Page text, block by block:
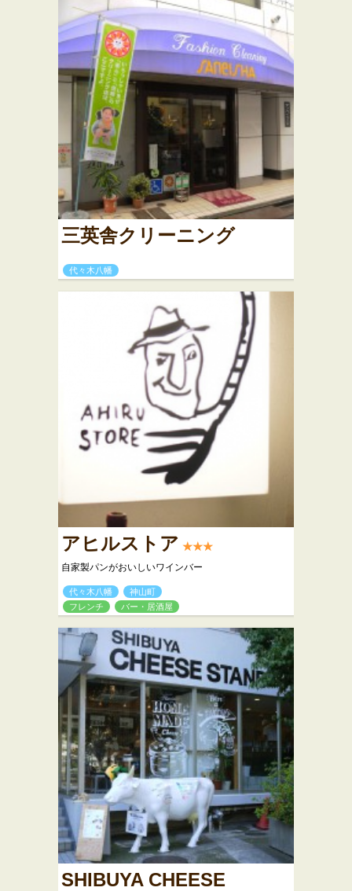
三英舎クリーニング
代々木八幡
アヒルストア ★★★
自家製パンがおいしいワインバー
代々木八幡
神山町
フレンチ
バー・居酒屋
SHIBUYA CHEESE